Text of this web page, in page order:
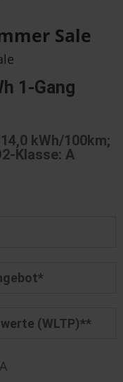
Sale
1-Gang
kWh/100km;
Klasse: A
(WLTP)**